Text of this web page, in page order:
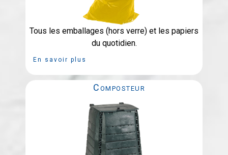
Tous les emballages (hors verre) et les papiers
du quotidien.
En savoir plus
Composteur